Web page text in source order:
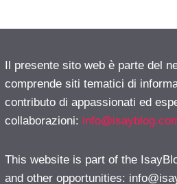
Il presente sito web è parte del
comprende siti tematici di
contributo di appassionati ed
collaborazioni:
This website is part of the
and other opportunities: